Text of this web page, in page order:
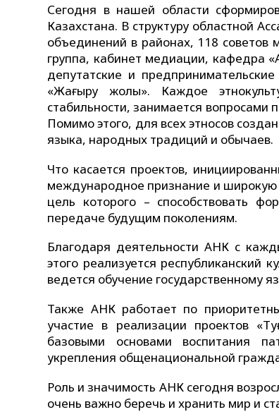
Сегодня в нашей области
Казахстана. В структуру областной
объединений в районах, 118 советов
группа, кабинет медиации, кафедра
депутатские и
«Жаңғыру жолы». Каждое
стабильности, занимается вопросами
Помимо этого, для всех этносов
языка, народных традиций и обычаев.
Что касается проектов,
международное признание и широкую
цель которого – способствовать
передаче будущим поколениям.
Благодаря деятельности АНК с
этого реализуется республиканский
ведется обучение государственному
Также АНК работает по
участие в реализации проектов
базовыми основами воспитания
укрепления общенациональной
Роль и значимость АНК сегодня
очень важно беречь и хранить мир и